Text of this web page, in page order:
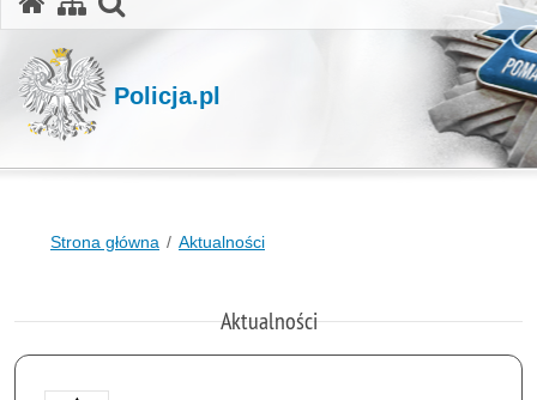
Policja.pl
Strona główna Aktualności
Aktualności